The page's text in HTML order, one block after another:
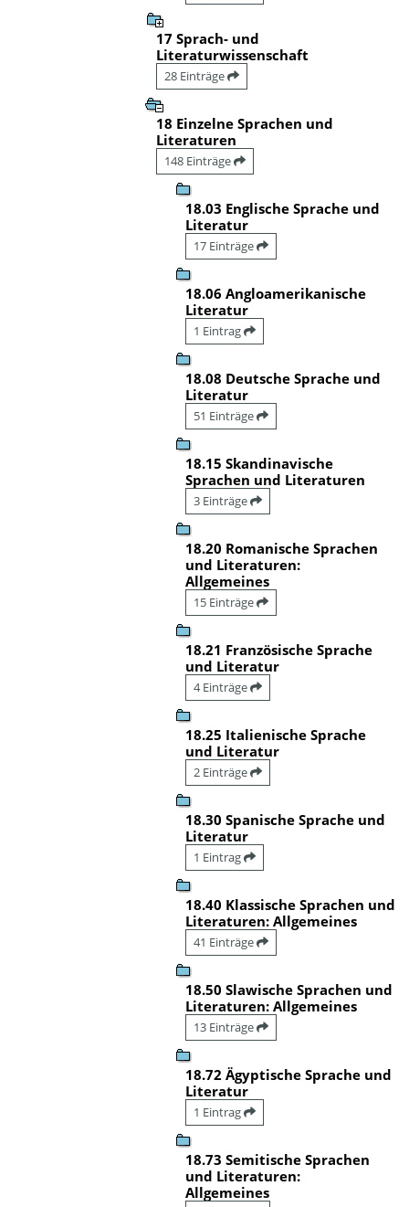
17 Sprach- und
Literaturwissenschaft
28 Einträge
18 Einzelne Sprachen und
Literaturen
148 Einträge
18.03 Englische Sprache und
Literatur
17 Einträge
18.06 Angloamerikanische
Literatur
1 Eintrag
18.08 Deutsche Sprache und
Literatur
51 Einträge
18.15 Skandinavische
Sprachen und Literaturen
3 Einträge
18.20 Romanische Sprachen
und Literaturen:
Allgemeines
15 Einträge
18.21 Französische Sprache
und Literatur
4 Einträge
18.25 Italienische Sprache
und Literatur
2 Einträge
18.30 Spanische Sprache und
Literatur
1 Eintrag
18.40 Klassische Sprachen und
Literaturen: Allgemeines
41 Einträge
18.50 Slawische Sprachen und
Literaturen: Allgemeines
13 Einträge
18.72 Ägyptische Sprache und
Literatur
1 Eintrag
18.73 Semitische Sprachen
und Literaturen:
Allgemeines